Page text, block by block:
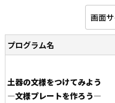
画面
プログラム名
土器の文様をつけてみよう
―文様プレートを作ろう―